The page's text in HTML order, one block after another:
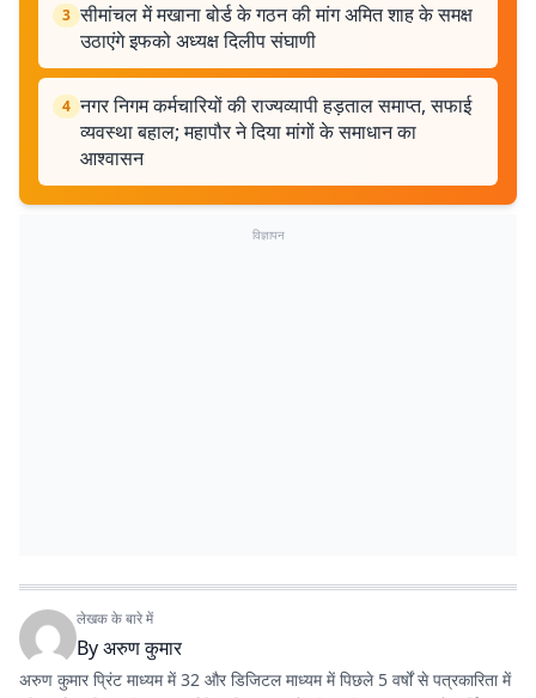
3 सीमांचल में मखाना बोर्ड के गठन की मांग अमित शाह के समक्ष
उठाएंगे इफको अध्यक्ष दिलीप संघाणी
4 नगर निगम कर्मचारियों की राज्यव्यापी हड़ताल समाप्त, सफाई
व्यवस्था बहाल; महापौर ने दिया मांगों के समाधान का
आश्वासन
विज्ञापन
लेखक के बारे में
Byअरुण कुमार
अरुण कुमार प्रिंट माध्यम में 32 और डिजिटल माध्यम में पिछले 5 वर्षों से पत्रकारिता में